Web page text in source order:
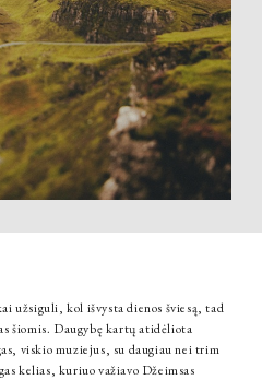
užsiguli, kol išvysta dienos šviesą, tad
šiomis. Daugybę kartų atidėliota
viskio muziejus, su daugiau nei trim
kelias, kuriuo važiavo Džeimsas